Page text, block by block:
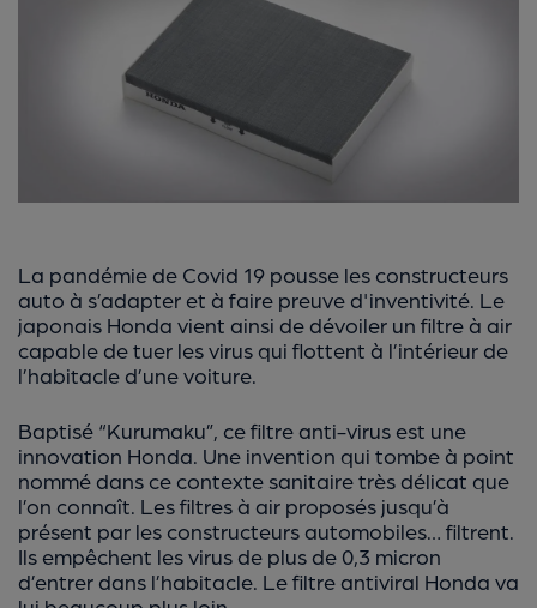
La pandémie de Covid 19 pousse les constructeurs
auto à s’adapter et à faire preuve d'inventivité. Le
japonais Honda vient ainsi de dévoiler un filtre à air
capable de tuer les virus qui flottent à l’intérieur de
l’habitacle d’une voiture.
Baptisé “Kurumaku”, ce filtre anti-virus est une
innovation Honda. Une invention qui tombe à point
nommé dans ce contexte sanitaire très délicat que
l’on connaît. Les filtres à air proposés jusqu’à
présent par les constructeurs automobiles… filtrent.
Ils empêchent les virus de plus de 0,3 micron
d’entrer dans l’habitacle. Le filtre antiviral Honda va